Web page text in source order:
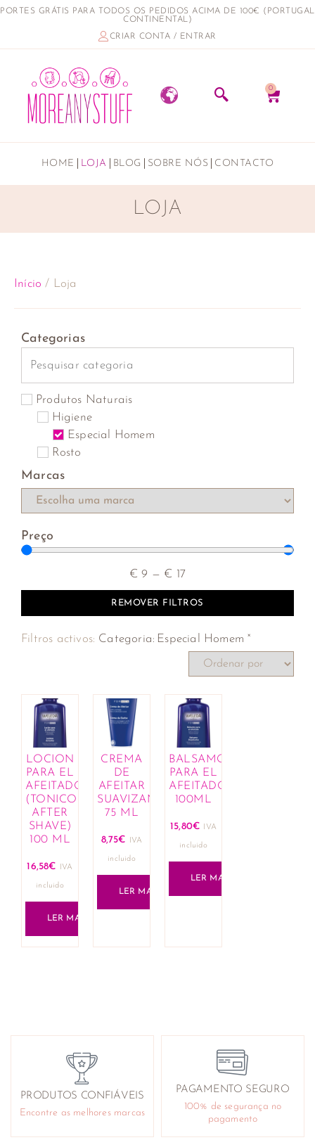
PORTES GRÁTIS PARA TODOS OS PEDIDOS ACIMA DE 100€ (PORTUGAL
CONTINENTAL)
CRIAR CONTA / ENTRAR
0
HOME LOJA BLOG SOBRE NÓS CONTACTO
LOJA
Início / Loja
Categorias
Produtos Naturais
Higiene
Especial Homem
Rosto
Marcas
Preço
€9 — € 17
REMOVER FILTROS
Filtros activos: Categoria: Especial Homem ×
LOCION
PARA EL
AFEITADO
(TONICO
AFTER
SHAVE)
100 ML
16,58€ IVA
incluido
LER MAIS
CREMA
DE
AFEITAR
SUAVIZANTE
75 ML
8,75€ IVA
incluido
LER MAIS
BALSAMO
PARA EL
AFEITADO
100ML
15,80€ IVA
incluido
LER MAIS
PRODUTOS CONFIÁVEIS
Encontre as melhores marcas
PAGAMENTO SEGURO
100% de segurança no
pagamento